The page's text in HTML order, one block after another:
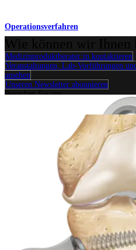
Operationsverfahren
Medizinproduktberater:in kontaktieren
Veranstaltungen, Lab-Vorführungen
ansehen
Unseren Newsletter abonnieren
Besuchen Sie uns
Operationsverfahren
Ellenbogen
und Sprunggelenk
Trauma Hüfte
Wirbelsäule